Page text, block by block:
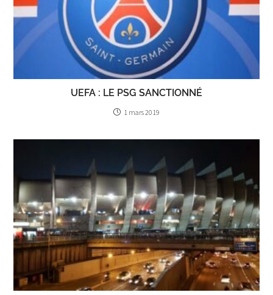
UEFA : LE PSG SANCTIONNÉ
1 mars 2019